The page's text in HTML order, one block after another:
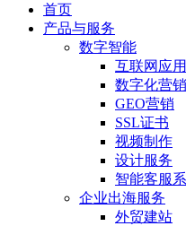
首页
产品与服务
数字智能
互联网应
数字化营销
GEO营销
SSL证书
视频制作
设计服务
智能客服
企业出海服务
外贸建站